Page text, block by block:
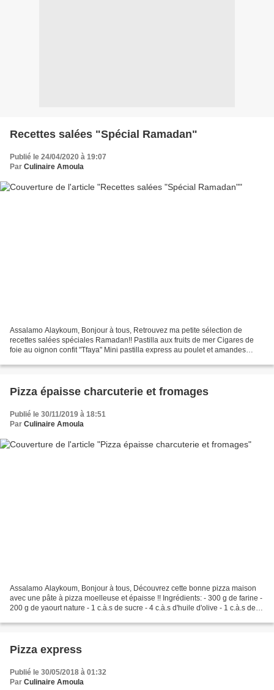
Recettes salées "Spécial Ramadan"
Publié le 24/04/2020 à 19:07
Par Culinaire Amoula
Assalamo Alaykoum, Bonjour à tous, Retrouvez ma petite sélection de
recettes salées spéciales Ramadan!! Pastilla aux fruits de mer Cigares de
foie au oignon confit "Tfaya" Mini pastilla express au poulet et amandes
Pizza épaisse charcuterie et fromages
Publié le 30/11/2019 à 18:51
Par Culinaire Amoula
Assalamo Alaykoum, Bonjour à tous, Découvrez cette bonne pizza maison
avec une pâte à pizza moelleuse et épaisse !! Ingrédients: - 300 g de farine -
200 g de yaourt nature - 1 c.à.s de sucre - 4 c.à.s d'huile d'olive - 1 c.à.s de
Pizza express
Publié le 30/05/2018 à 01:32
Par Culinaire Amoula